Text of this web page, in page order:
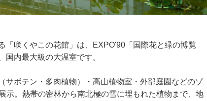
「咲くやこの花館」は、EXPO'90「国際花と緑の博覧
内最大級の大温室です。
サボテン・多肉植物）・高山植物室・外部庭園などのゾ
示。熱帯の密林から南北極の雪に埋もれた植物まで、地